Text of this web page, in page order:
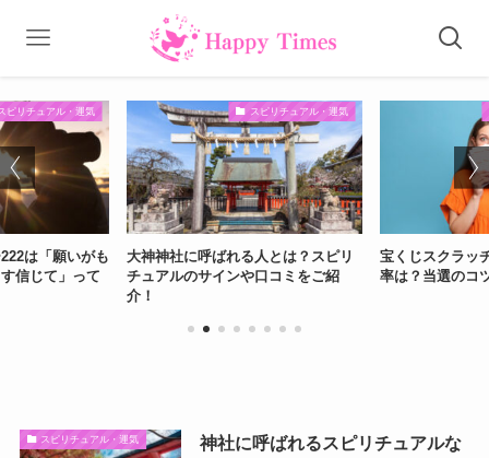
ピリチュアル・運気
は「願いがも
信じて」って
スピリチュアル・運気
大神神社に呼ばれる人とは？スピリ
チュアルのサインや口コミをご紹
介！
宝くじスクラッ
率は？当選のコ
スピリチュアル・運気
神社に呼ばれるスピリチュアルな